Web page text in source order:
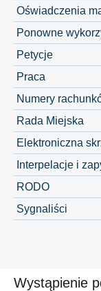
Oświadczenia
Ponowne
Petycje
Praca
Numery
Rada Miejska
Elektroniczna
Interpelacje i
RODO
Sygnaliści
Wystąpienie